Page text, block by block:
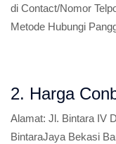
di Contact/Nomor
Metode Hubungi
2. Harga
Alamat: Jl. Bintara IV
BintaraJaya Bekasi